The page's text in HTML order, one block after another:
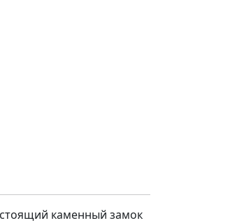
каменный замок